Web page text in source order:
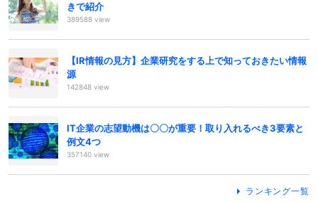
きで紹介
389588 view
【IR情報の見方】企業研究をする上で知っておきたい情報
源
142848 view
IT企業の志望動機は〇〇が重要！取り入れるべき3要素と
例文4つ
357140 view
ランキング一覧